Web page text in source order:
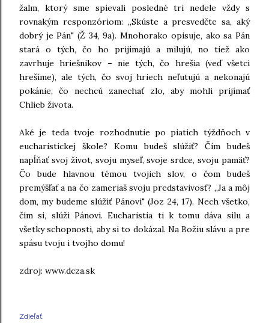
žalm, ktorý sme spievali posledné tri nedele vždy s
rovnakým responzóriom: „Skúste a presvedčte sa, aký
dobrý je Pán" (Ž 34, 9a). Mnohorako opisuje, ako sa Pán
stará o tých, čo ho prijímajú a milujú, no tiež ako
zavrhuje hriešnikov – nie tých, čo hrešia (veď všetci
hrešíme), ale tých, čo svoj hriech neľutujú a nekonajú
pokánie, čo nechcú zanechať zlo, aby mohli prijímať
Chlieb života.
Aké je teda tvoje rozhodnutie po piatich týždňoch v
eucharistickej škole? Komu budeš slúžiť? Čím budeš
napĺňať svoj život, svoju myseľ, svoje srdce, svoju pamäť?
Čo bude hlavnou témou tvojich slov, o čom budeš
premýšľať a na čo zameriaš svoju predstavivosť? „Ja a môj
dom, my budeme slúžiť Pánovi" (Joz 24, 17). Nech všetko,
čím si, slúži Pánovi. Eucharistia ti k tomu dáva silu a
všetky schopnosti, aby si to dokázal. Na Božiu slávu a pre
spásu tvoju i tvojho domu!
zdroj: www.dcza.sk
Zdieľať